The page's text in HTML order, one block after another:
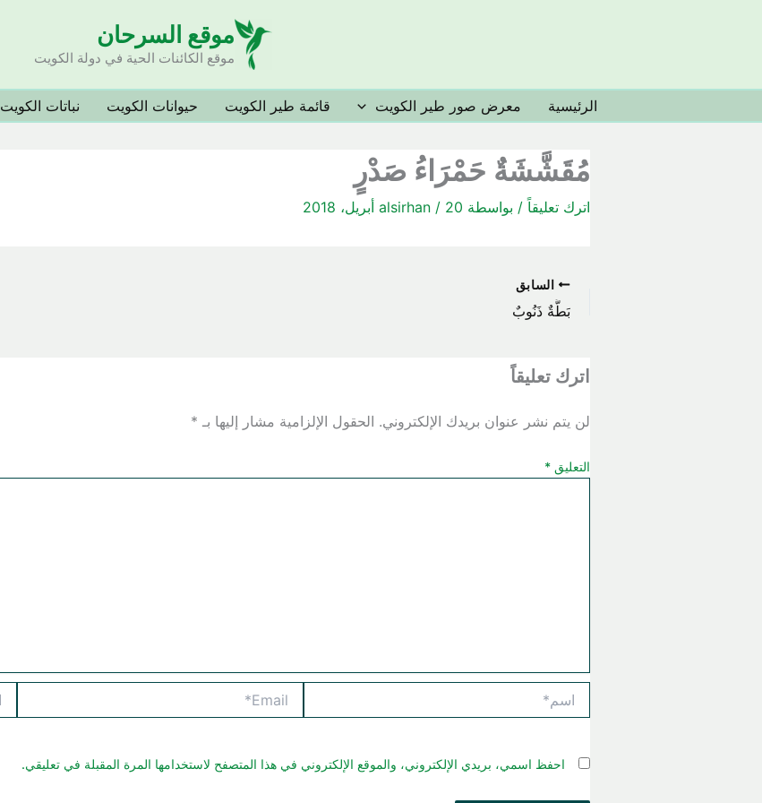
موقع السرحان
موقع الكائنات الحية في دولة الكويت
الرئيسية معرض صور طير الكويت قائمة طير الكويت حيوانات الكويت نباتات الكويت
مُقَشَّشَةٌ حَمْرَاءُ صَدْرٍ
اترك تعليقاً / بواسطة alsirhan / 20 أبريل، 2018
السابق
بَطَّةٌ ذَنُوبٌ
اترك تعليقاً
لن يتم نشر عنوان بريدك الإلكتروني. الحقول الإلزامية مشار إليها بـ *
التعليق *
احفظ اسمي، بريدي الإلكتروني، والموقع الإلكتروني في هذا المتصفح لاستخدامها المرة المقبلة في تعليقي.